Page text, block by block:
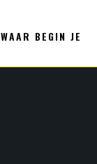
WAAR BEGIN JE